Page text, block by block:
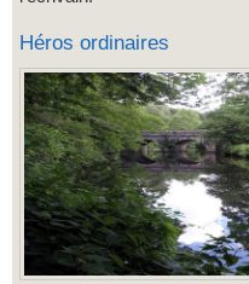
Héros ordinaires